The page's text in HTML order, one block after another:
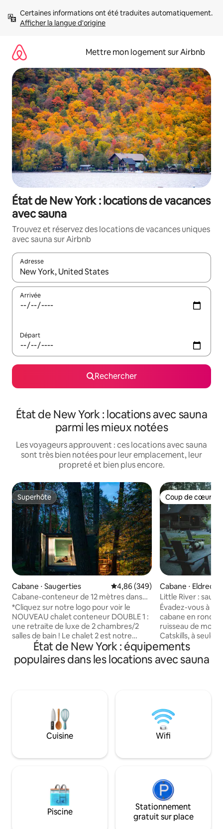
directement
Afficher la langue d'origine
Mettre mon logement sur Airbnb
État de New York : locations de vacances
avec sauna
Trouvez et réservez des locations de vacances uniques
avec sauna sur Airbnb
Adresse
Lorsque les résultats s'affichent, utilisez les flèches vers le
Arrivée
Départ
Rechercher
État de New York : locations avec sauna
parmi les mieux notées
Les voyageurs approuvent : ces locations avec sauna
sont très bien notées pour leur emplacement, leur
propreté et bien plus encore.
Superhôte
Superhôte
Cabane ⋅ Saugerties Évaluation moyenne sur la
4,86 (349)
Cabane-conteneur de 12 mètres dans
les Catskills
*Cliquez sur notre logo pour voir le
NOUVEAU chalet conteneur DOUBLE 1 :
une retraite de luxe de 2 chambres/2
salles de bain ! Le chalet 2 est notre
chalet conteneur de 40 pieds
RÉCEMMENT rénové, avec une salle de
bains équipée, la climatisation et un
foyer, du barbecue et du hamac. Le
chalet est situé à deux heures au nord
de New York et dispose d'un
réfrigérateur, Wifi, propane, chauffage
Kingston, la rivière Hudson et des
Coup de cœur
Coup de cœur
Cabane ⋅ Eldred
Little River :
cabane en
Évadez-vous à
cabane en
ruisseau de
Catskills, à
York et à 2,5
Cette cabane de
offre un charme
Parfaitement
temps entre
détendre, Little
escapade
Narrowsburg (25
État de New York : équipements
populaires dans les locations avec sauna
Cuisine Wifi
Piscine
Stationnement
gratuit sur place